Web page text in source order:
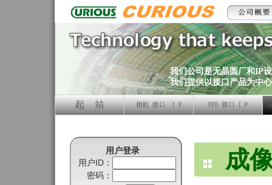
我们公司是无晶圆厂和IP
我们提供以接口产品为中
用户登录
用户ID：
密码：
成